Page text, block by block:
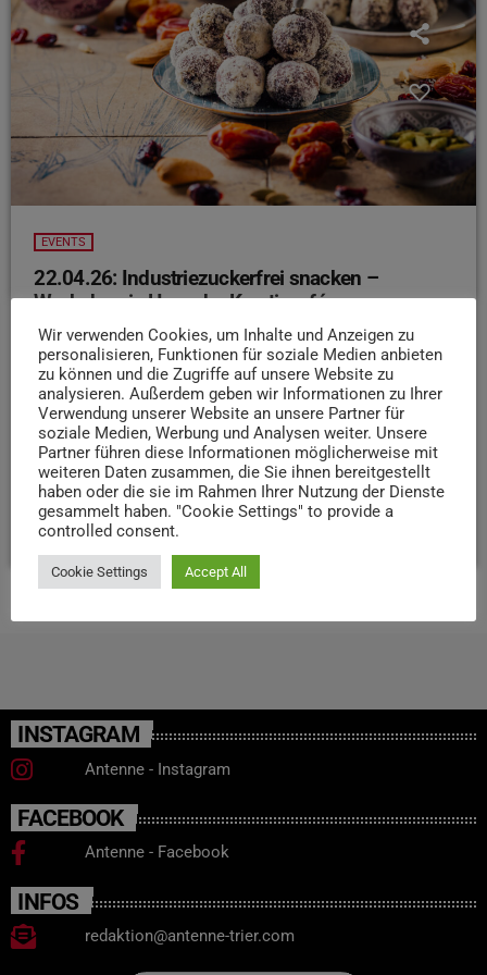
EVENTS
22.04.26: Industriezuckerfrei snacken –
Workshop in Hannahs Kreativcafé
Naschkatzen aufgepasst!
Heute ab 18:30 Uhr
könnt ihr in Hannahs Kreativcafé und Conceptstore
gesunde, industriezuckerfreie, vegane und glutenfreie
Snacks ganz einfach selbst herstellen! Ebenso lernt ihr
einiges darüber, wie Zucker in eurem Körper wirkt, wie ihr
Heißhungerattacken vermeidet und welche entscheidende
Rolle Fette und Öle in der Ernährung spielen.
today 22. APRIL 2026 21
INSTAGRAM
Antenne - Instagram
FACEBOOK
Antenne - Facebook
INFOS
redaktion@antenne-trier.com
Wir verwenden Cookies, um Inhalte und Anzeigen zu
personalisieren, Funktionen für soziale Medien anbieten
zu können und die Zugriffe auf unsere Website zu
analysieren. Außerdem geben wir Informationen zu Ihrer
Verwendung unserer Website an unsere Partner für
soziale Medien, Werbung und Analysen weiter. Unsere
Partner führen diese Informationen möglicherweise mit
weiteren Daten zusammen, die Sie ihnen bereitgestellt
haben oder die sie im Rahmen Ihrer Nutzung der Dienste
gesammelt haben. "Cookie Settings" to provide a
controlled consent.
Cookie Settings Accept All